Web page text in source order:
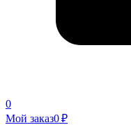
0
Мой заказ0 ₽